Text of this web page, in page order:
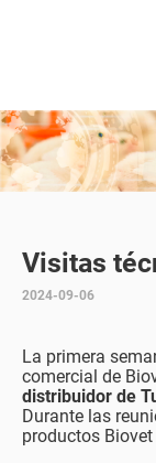
Visitas
2024-09-06
La primera
comercial de
distribuidor de
Durante las
productos